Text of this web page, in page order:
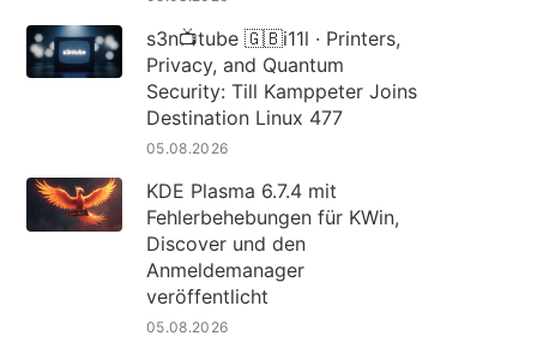
s3n📺tube 🇬🇧i11l · Printers,
Privacy, and Quantum
Security: Till Kamppeter Joins
Destination Linux 477
05.08.2026
KDE Plasma 6.7.4 mit
Fehlerbehebungen für KWin,
Discover und den
Anmeldemanager
veröffentlicht
05.08.2026